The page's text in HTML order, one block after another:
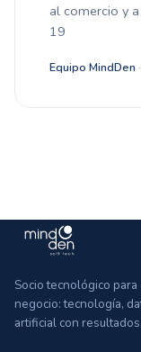
al comercio y
19
Equipo MindDen
Socio tecnológico
negocio: tecnología,
artificial con